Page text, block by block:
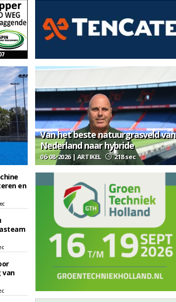
Van het beste natuurgrasveld van
Nederland naar hybride
06-08-2026 | ARTIKEL 218 sec
en
van